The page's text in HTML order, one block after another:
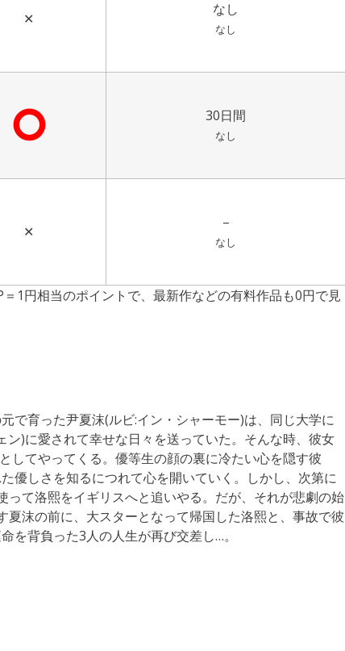
✕
なし
なし
⭘ 30日間
なし
✕
–
なし
1円相当のポイントで、最新作などの有料作品も0円で見
で育った尹夏沫(ルビ:イン・シャーモー)は、同じ大学に
)に愛されて幸せな日々を送っていた。そんな時、彼女
してやってくる。優等生の顔の裏に冷たい心を隠す彼
優しさを知るにつれて心を開いていく。しかし、次第に
て洛熙をイギリスへと追いやる。だが、それが悲劇の始
夏沫の前に、大スターとなって帰国した洛熙と、事故で彼
を背負った3人の人生が再び交差し…。